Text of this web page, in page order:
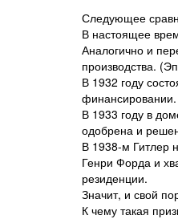
Следующее
В настоящее
Аналогично и
производства.
В 1932 году
В 1933 году в
одобрена и
В 1938-м Гитлер
Генри Форда и
резиденции.
Значит, и свой
К чему такая